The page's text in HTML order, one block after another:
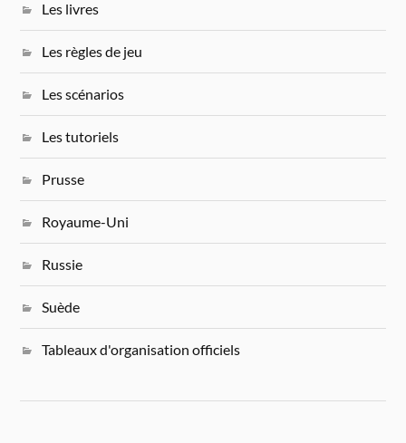
Les livres
Les règles de jeu
Les scénarios
Les tutoriels
Prusse
Royaume-Uni
Russie
Suède
Tableaux d'organisation officiels